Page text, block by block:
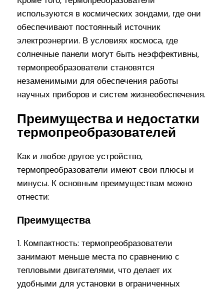
используются в космических зондами, где они
обеспечивают постоянный источник
электроэнергии. В условиях космоса, где
солнечные панели могут быть неэффективны,
термопреобразователи становятся
незаменимыми для обеспечения работы
научных приборов и систем жизнеобеспечения.
Преимущества и недостатки
термопреобразователей
Как и любое другое устройство,
термопреобразователи имеют свои плюсы и
минусы. К основным преимуществам можно
отнести:
Преимущества
1. Компактность: термопреобразователи
занимают меньше места по сравнению с
тепловыми двигателями, что делает их
удобными для установки в ограниченных